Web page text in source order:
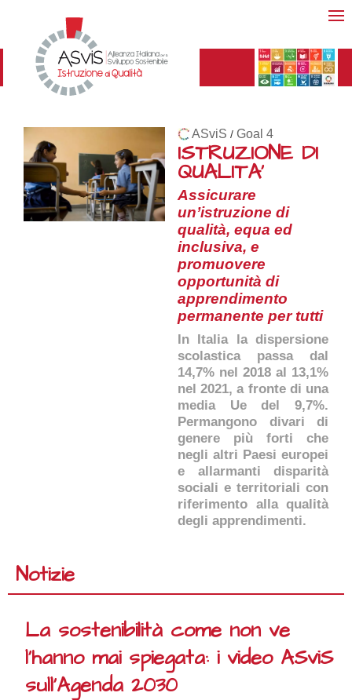
ASviS / Goal 4
ISTRUZIONE DI
QUALITA'
Assicurare
un’istruzione di
qualità, equa ed
inclusiva, e
promuovere
opportunità di
apprendimento
permanente per tutti
In Italia la dispersione
scolastica passa dal
14,7% nel 2018 al 13,1%
nel 2021, a fronte di una
media Ue del 9,7%.
Permangono divari di
genere più forti che
negli altri Paesi europei
e allarmanti disparità
sociali e territoriali con
riferimento alla qualità
degli apprendimenti.
Notizie
La sostenibilità come non ve
l’hanno mai spiegata: i video ASviS
sull’Agenda 2030